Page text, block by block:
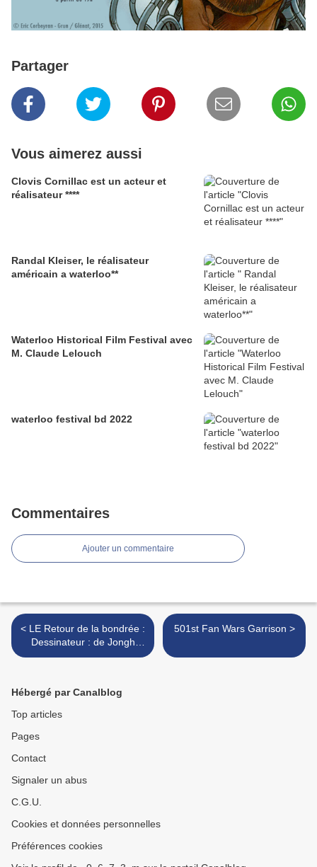
Partager
Vous aimerez aussi
Clovis Cornillac est un acteur et
réalisateur ****
Randal Kleiser, le réalisateur
américain a waterloo**
Waterloo Historical Film Festival avec
M. Claude Lelouch
waterloo festival bd 2022
Commentaires
Ajouter un commentaire
< LE Retour de la bondrée :
Dessinateur : de Jongh
Aimée Scénariste :
501st Fan Wars Garrison >
Hébergé par Canalblog
Top articles
Pages
Contact
Signaler un abus
C.G.U.
Cookies et données personnelles
Préférences cookies